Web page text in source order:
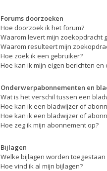
Forums doorzoeken
Hoe doorzoek ik het forum?
Waarom levert mijn zoekopdracht
Waarom resulteert mijn
Hoe zoek ik een gebruiker?
Hoe kan ik mijn eigen berichten
Onderwerpabonnementen en
Wat is het verschil tussen een
Hoe kan ik een bladwijzer of
Hoe kan ik een bladwijzer of
Hoe zeg ik mijn abonnement op?
Bijlagen
Welke bijlagen worden
Hoe vind ik al mijn bijlagen?